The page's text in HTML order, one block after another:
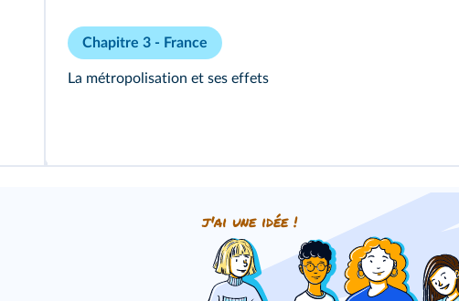
Chapitre 3 - France
La métropolisation et ses effets
j'ai une idée !